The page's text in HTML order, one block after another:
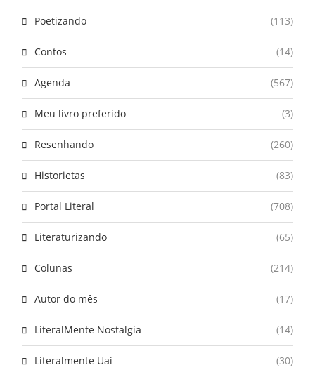
Poetizando (113)
Contos (14)
Agenda (567)
Meu livro preferido (3)
Resenhando (260)
Historietas (83)
Portal Literal (708)
Literaturizando (65)
Colunas (214)
Autor do mês (17)
LiteralMente Nostalgia (14)
Literalmente Uai (30)